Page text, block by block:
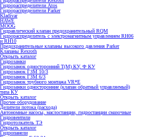
Гидрораспределители Atos
Гидрораспределители Parker
Kladivar
HAWE
MOOG
Гидравлический клапан предохранительный RQM
Гидрораспределитель с электромагнитным управлением RH06
и RH10
Предохранительные клапаны высокого давления Parker
Клапаны Rexroth
Открыть каталог
Гидрозамки
Гидрозамок односторонний Т(М) КУ, Ф КУ
Гидрозамок ГЗМ 10/3
Гидрозамок ГЗМ 6/3
Гидрозамок трубного монтажа VR*E
Гидрозамки односторонние (клапан обратный управляемый)
типа КУ
Открыть каталог
Прочее оборудование
Делители потока (расхода)
Автономные насосы, маслостанции, гидростанции смазочные
Гидровентили
Гидротолкатель ТЭ
Открыть каталог
Гидропанели